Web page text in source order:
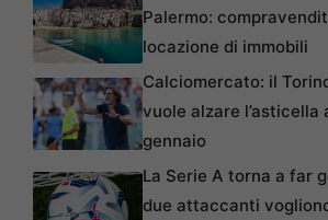
Palermo:
locazione di immobili
Calciomercato: il
vuole alzare l’asticella
gennaio
La Serie A torna a far
due attaccanti